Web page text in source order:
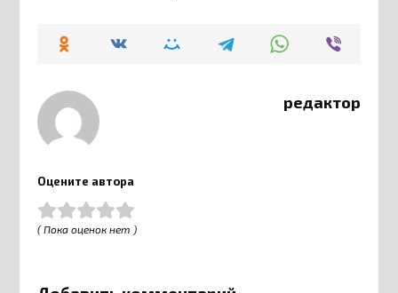
редактор
Оцените автора
( Пока оценок нет )